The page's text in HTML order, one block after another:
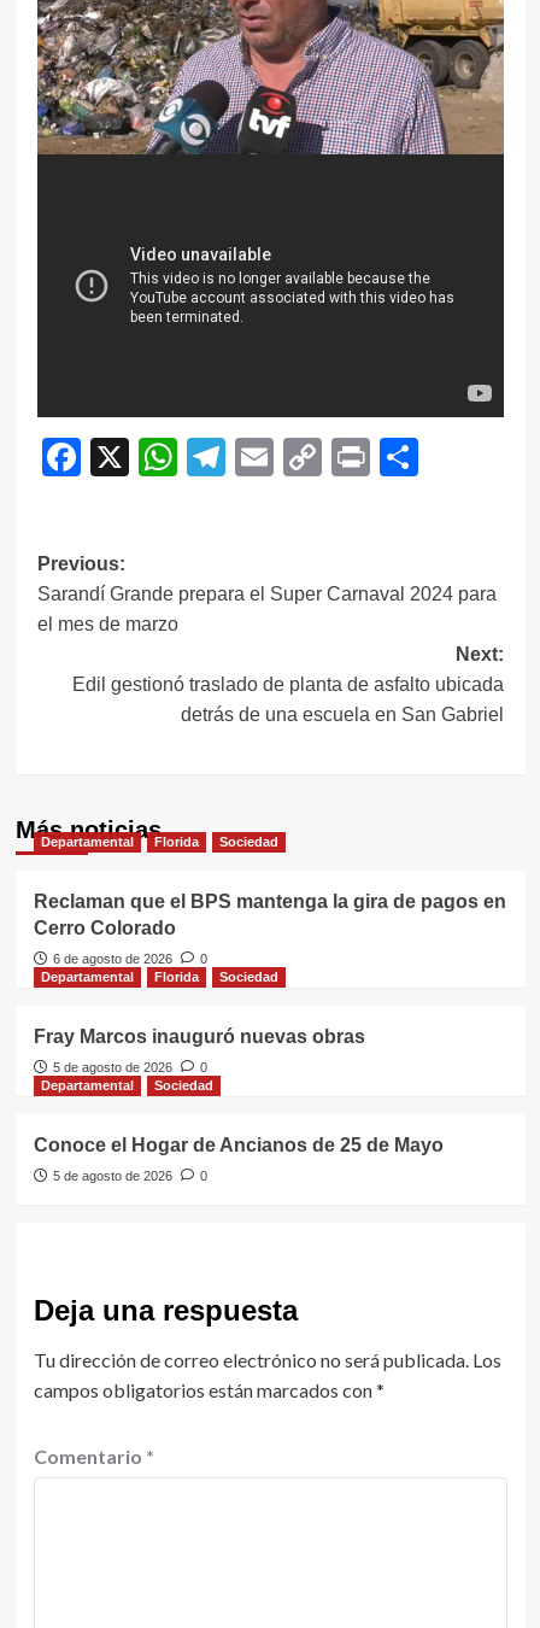
Facebook
X WhatsApp
Telegram
EmailCopy
Print
Navegación
de
Previous:
Sarandí Grande prepara el Super Carnaval 2024 para
el mes de marzo
Next:
Edil gestionó traslado de planta de asfalto ubicada
detrás de una escuela en San Gabriel
Más noticias
Departamental Florida Sociedad
Reclaman que el BPS mantenga la gira de pagos en
Cerro Colorado
6 de agosto de 2026
0
Departamental
Florida Sociedad
Fray Marcos inauguró nuevas obras
5 de agosto de 2026
0
Departamental
Sociedad
Conoce el Hogar de Ancianos de 25 de Mayo
5 de agosto de 2026 0
Deja una respuesta
Tu dirección de correo electrónico no será publicada. Los
campos obligatorios están marcados con*
Comentario *